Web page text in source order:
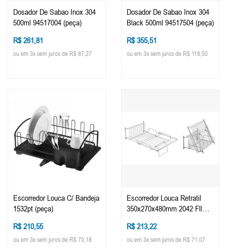
Dosador De Sabao Inox 304
500ml 94517004 (peça)
R$ 261,81
ou em 3x sem juros de R$ 87,27
Dosador De Sabao Inox 304
Black 500ml 94517504 (peça)
R$ 355,51
ou em 3x sem juros de R$ 118,50
Escorredor Louca C/ Bandeja
1532pt (peça)
R$ 210,55
ou em 3x sem juros de R$ 70,18
Escorredor Louca Retratil
350x270x480mm 2042 Fll
R$ 213,22
ou em 3x sem juros de R$ 71,07